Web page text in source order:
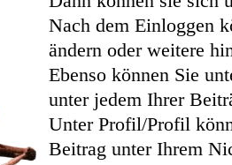
Nach dem Einloggen
ändern oder weitere
Ebenso können Sie
unter jedem Ihrer
Unter Profil/Profil
Beitrag unter Ihrem